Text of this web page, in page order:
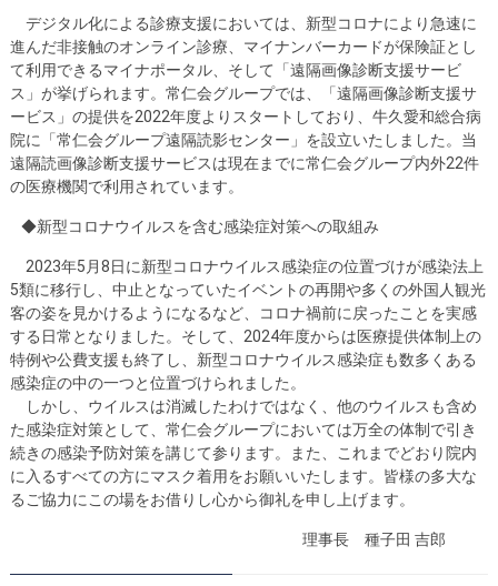
デジタル化による診療支援においては、新型コロナにより急速に
進んだ非接触のオンライン診療、マイナンバーカードが保険証とし
て利用できるマイナポータル、そして「遠隔画像診断支援サービ
ス」が挙げられます。常仁会グループでは、「遠隔画像診断支援サ
ービス」の提供を2022年度よりスタートしており、牛久愛和総合病
院に「常仁会グループ遠隔読影センター」を設立いたしました。当
遠隔読画像診断支援サービスは現在までに常仁会グループ内外22件
の医療機関で利用されています。
◆新型コロナウイルスを含む感染症対策への取組み
2023年5月8日に新型コロナウイルス感染症の位置づけが感染法上
5類に移行し、中止となっていたイベントの再開や多くの外国人観光
客の姿を見かけるようになるなど、コロナ禍前に戻ったことを実感
する日常となりました。そして、2024年度からは医療提供体制上の
特例や公費支援も終了し、新型コロナウイルス感染症も数多くある
感染症の中の一つと位置づけられました。
しかし、ウイルスは消滅したわけではなく、他のウイルスも含め
た感染症対策として、常仁会グループにおいては万全の体制で引き
続きの感染予防対策を講じて参ります。また、これまでどおり院内
に入るすべての方にマスク着用をお願いいたします。皆様の多大な
るご協力にこの場をお借りし心から御礼を申し上げます。
理事長 種子田 吉郎